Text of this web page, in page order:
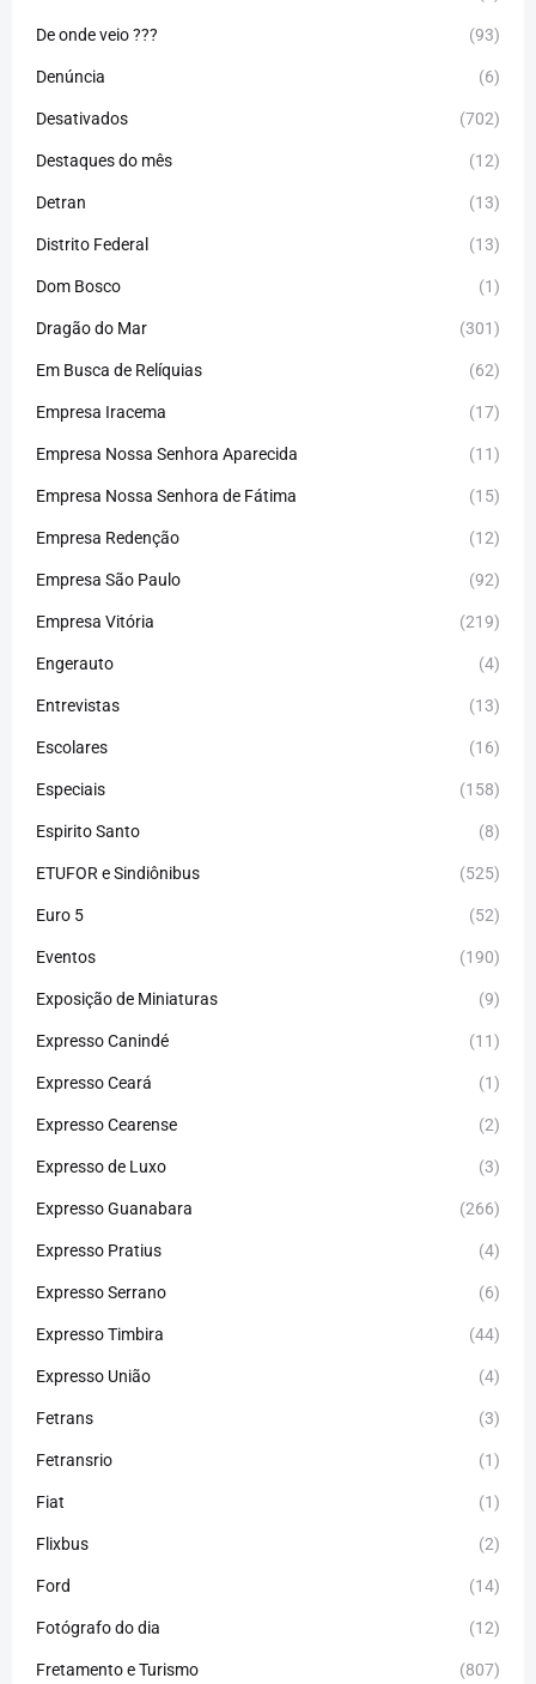
De onde veio ??? (93)
Denúncia (6)
Desativados (702)
Destaques do mês (12)
Detran (13)
Distrito Federal (13)
Dom Bosco (1)
Dragão do Mar (301)
Em Busca de Relíquias (62)
Empresa Iracema (17)
Empresa Nossa Senhora Aparecida (11)
Empresa Nossa Senhora de Fátima (15)
Empresa Redenção (12)
Empresa São Paulo (92)
Empresa Vitória (219)
Engerauto (4)
Entrevistas (13)
Escolares (16)
Especiais (158)
Espirito Santo (8)
ETUFOR e Sindiônibus (525)
Euro 5 (52)
Eventos (190)
Exposição de Miniaturas (9)
Expresso Canindé (11)
Expresso Ceará (1)
Expresso Cearense (2)
Expresso de Luxo (3)
Expresso Guanabara (266)
Expresso Pratius (4)
Expresso Serrano (6)
Expresso Timbira (44)
Expresso União (4)
Fetrans (3)
Fetransrio (1)
Fiat (1)
Flixbus (2)
Ford (14)
Fotógrafo do dia (12)
Fretamento e Turismo (807)